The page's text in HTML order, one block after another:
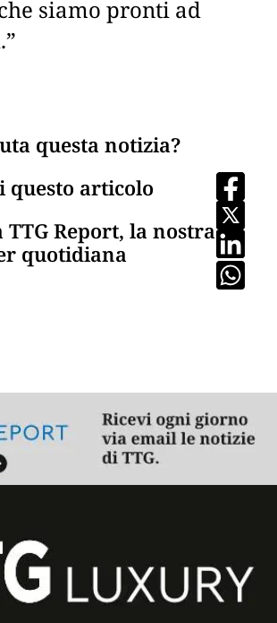
siamo pronti ad
questa notizia?
questo articolo
Report, la nostra
quotidiana